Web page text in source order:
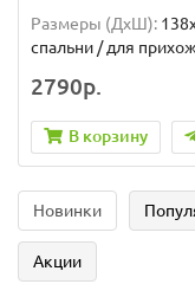
Размеры (ДxШ):
спальни / для
2790р.
В корзину
Новинки
Акции